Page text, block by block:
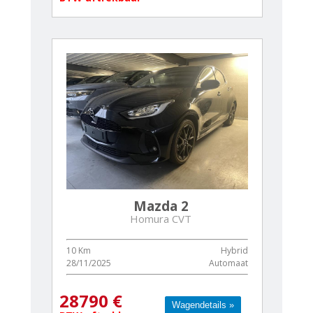
Wagendetails »
Mazda 2
Homura CVT
10 Km
Hybrid
28/11/2025
Automaat
28790 € Wagendetails »